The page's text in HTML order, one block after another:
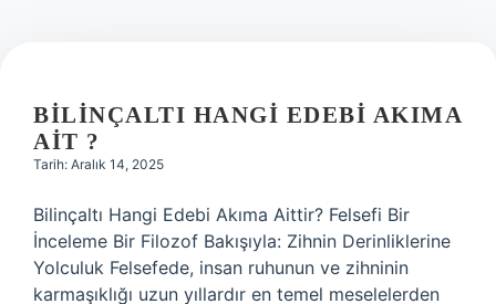
BILINÇALTI HANGI EDEBI AKIMA
AIT ?
Tarih: Aralık 14, 2025
Bilinçaltı Hangi Edebi Akıma Aittir? Felsefi Bir
İnceleme Bir Filozof Bakışıyla: Zihnin Derinliklerine
Yolculuk Felsefede, insan ruhunun ve zihninin
karmaşıklığı uzun yıllardır en temel meselelerden